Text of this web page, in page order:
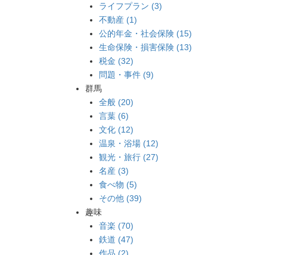
ライフプラン (3)
不動産 (1)
公的年金・社会保険 (15)
生命保険・損害保険 (13)
税金 (32)
問題・事件 (9)
群馬
全般 (20)
言葉 (6)
文化 (12)
温泉・浴場 (12)
観光・旅行 (27)
名産 (3)
食べ物 (5)
その他 (39)
趣味
音楽 (70)
鉄道 (47)